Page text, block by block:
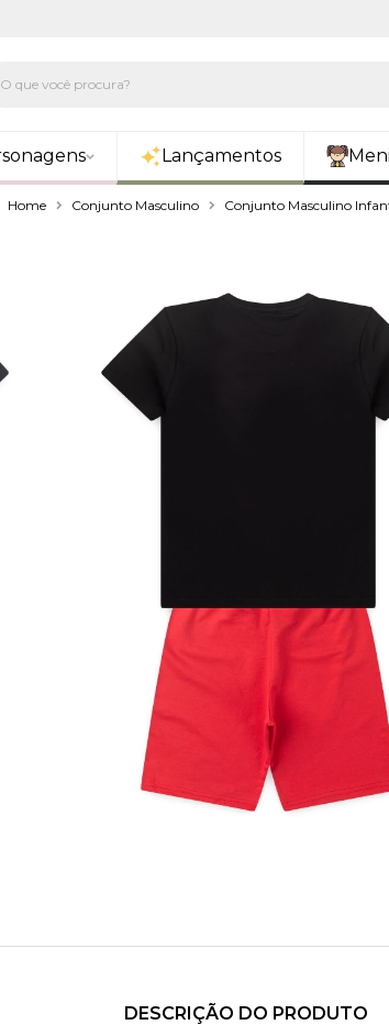
Lançamentos
Home Conjunto Masculino Conjunto Masculino
DESCRIÇÃO DO PRODUTO